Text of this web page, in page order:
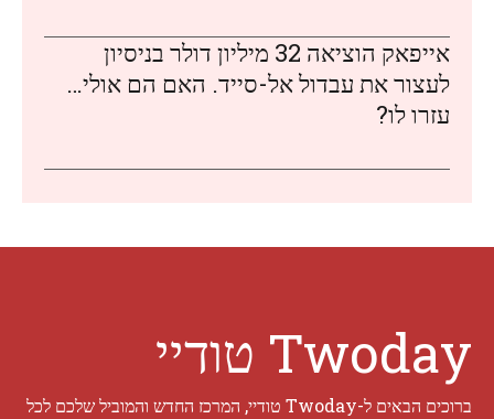
אייפאק הוציאה 32 מיליון דולר בניסיון
לעצור את עבדול אל-סייד. האם הם אולי…
עזרו לו?
Twoday טודיי
ברוכים הבאים ל-Twoday טודיי, המרכז החדש והמוביל שלכם לכל